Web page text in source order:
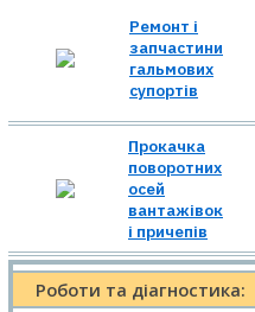
Ремонт і
запчастини
гальмових
супортів
Прокачка
поворотних
осей
вантажівок
і причепів
Роботи та діагностика: